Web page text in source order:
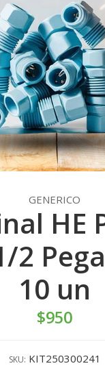
GENERICO
HE
2
10 un
$950
SKU: KIT250300241